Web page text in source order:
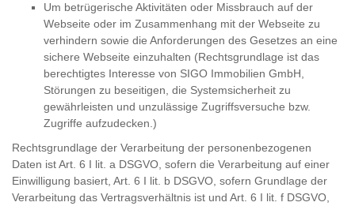
Um betrügerische Aktivitäten oder Missbrauch auf der
Webseite oder im Zusammenhang mit der Webseite zu
verhindern sowie die Anforderungen des Gesetzes an eine
sichere Webseite einzuhalten (Rechtsgrundlage ist das
berechtigtes Interesse von SIGO Immobilien GmbH,
Störungen zu beseitigen, die Systemsicherheit zu
gewährleisten und unzulässige Zugriffsversuche bzw.
Zugriffe aufzudecken.)
Rechtsgrundlage der Verarbeitung der personenbezogenen
Daten ist Art. 6 I lit. a DSGVO, sofern die Verarbeitung auf einer
Einwilligung basiert, Art. 6 I lit. b DSGVO, sofern Grundlage der
Verarbeitung das Vertragsverhältnis ist und Art. 6 I lit. f DSGVO,